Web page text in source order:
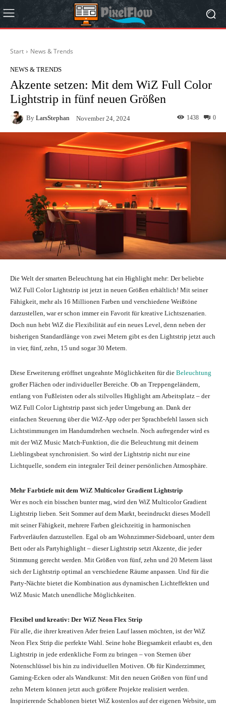
Start News & Trends
NEWS & TRENDS
Akzente setzen: Mit dem WiZ Full Color
Lightstrip in fünf neuen Größen
By LarsStephan November 24, 2024 0
1438
Die Welt der smarten Beleuchtung hat ein Highlight mehr: Der beliebte
WiZ Full Color Lightstrip ist jetzt in neuen Größen erhältlich! Mit seiner
Fähigkeit, mehr als 16 Millionen Farben und verschiedene Weißtöne
darzustellen, war er schon immer ein Favorit für kreative Lichtszenarien.
Doch nun hebt WiZ die Flexibilität auf ein neues Level, denn neben der
bisherigen Standardlänge von zwei Metern gibt es den Lightstrip jetzt auch
in vier, fünf, zehn, 15 und sogar 30 Metern.
Diese Erweiterung eröffnet ungeahnte Möglichkeiten für die Beleuchtung
großer Flächen oder individueller Bereiche. Ob an Treppengeländern,
entlang von Fußleisten oder als stilvolles Highlight am Arbeitsplatz – der
WiZ Full Color Lightstrip passt sich jeder Umgebung an. Dank der
einfachen Steuerung über die WiZ-App oder per Sprachbefehl lassen sich
Lichtstimmungen im Handumdrehen wechseln. Noch aufregender wird es
mit der WiZ Music Match-Funktion, die die Beleuchtung mit deinem
Lieblingsbeat synchronisiert. So wird der Lightstrip nicht nur eine
Lichtquelle, sondern ein integraler Teil deiner persönlichen Atmosphäre.
Mehr Farbtiefe mit dem WiZ Multicolor Gradient Lightstrip
Wer es noch ein bisschen bunter mag, wird den WiZ Multicolor Gradient
Lightstrip lieben. Seit Sommer auf dem Markt, beeindruckt dieses Modell
mit seiner Fähigkeit, mehrere Farben gleichzeitig in harmonischen
Farbverläufen darzustellen. Egal ob am Wohnzimmer-Sideboard, unter dem
Bett oder als Partyhighlight – dieser Lightstrip setzt Akzente, die jeder
Stimmung gerecht werden. Mit Größen von fünf, zehn und 20 Metern lässt
sich der Lightstrip optimal an verschiedene Räume anpassen. Und für die
Party-Nächte bietet die Kombination aus dynamischen Lichteffekten und
WiZ Music Match unendliche Möglichkeiten.
Flexibel und kreativ: Der WiZ Neon Flex Strip
Für alle, die ihrer kreativen Ader freien Lauf lassen möchten, ist der WiZ
Neon Flex Strip die perfekte Wahl. Seine hohe Biegsamkeit erlaubt es, den
Lightstrip in jede erdenkliche Form zu bringen – von Sternen über
Notenschlüssel bis hin zu individuellen Motiven. Ob für Kinderzimmer,
Gaming-Ecken oder als Wandkunst: Mit den neuen Größen von fünf und
zehn Metern können jetzt auch größere Projekte realisiert werden.
Inspirierende Schablonen bietet WiZ kostenlos auf der eigenen Website, um